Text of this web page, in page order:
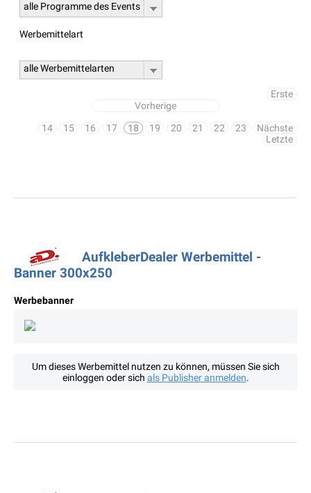
alle Programme des Events
Werbemittelart
alle Werbemittelarten
Erste
Vorherige
14
15 16 17 18 19 20 21 22 23
Nächste
Letzte
AufkleberDealer Werbemittel -
Banner 300x250
Werbebanner
Um dieses Werbemittel nutzen zu können, müssen Sie sich
einloggen oder sich als Publisher anmelden.